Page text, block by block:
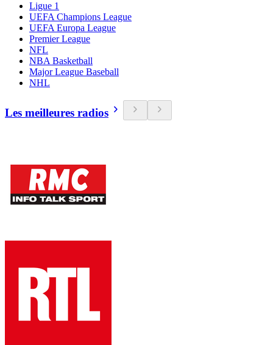
Ligue 1
UEFA Champions League
UEFA Europa League
Premier League
NFL
NBA Basketball
Major League Baseball
NHL
Les meilleures radios